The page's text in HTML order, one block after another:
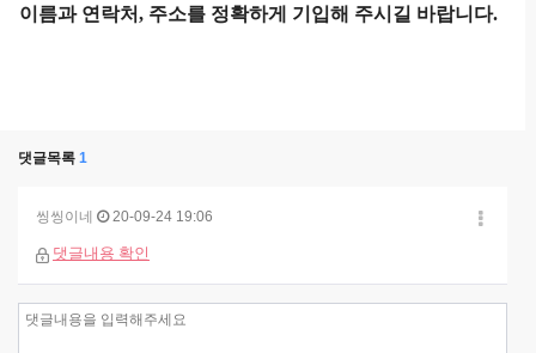
이름과 연락처, 주소를 정확하게 기입해 주시길 바랍니다.
댓글목록 1
씽씽이네 20-09-24 19:06
댓글내용 확인